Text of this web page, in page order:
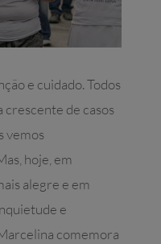
e cuidado. Todos
crescente de casos
vemos
hoje, em
alegre e em
e
comemora